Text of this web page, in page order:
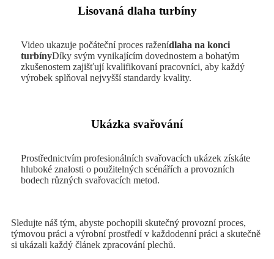
Lisovaná dlaha turbíny
Video ukazuje počáteční proces raženídlaha na konci
turbínyDíky svým vynikajícím dovednostem a bohatým
zkušenostem zajišťují kvalifikovaní pracovníci, aby každý
výrobek splňoval nejvyšší standardy kvality.
Ukázka svařování
Prostřednictvím profesionálních svařovacích ukázek získáte
hluboké znalosti o použitelných scénářích a provozních
bodech různých svařovacích metod.
Sledujte náš tým, abyste pochopili skutečný provozní proces,
týmovou práci a výrobní prostředí v každodenní práci a skutečně
si ukázali každý článek zpracování plechů.